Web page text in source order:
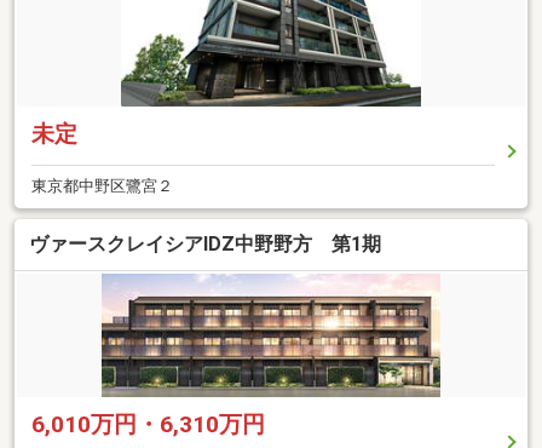
未定
東京都中野区鷺宮２
ヴァースクレイシアIDZ中野野方 第1期
6,010万円・6,310万円